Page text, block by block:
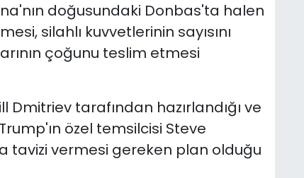
doğusundaki Donbas'ta halen
silahlı kuvvetlerinin sayısını
çoğunu teslim etmesi
Dmitriev tarafından hazırlandığı ve
özel temsilcisi Steve
tavizi vermesi gereken plan olduğu